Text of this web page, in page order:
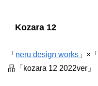
Kozara 12
「 neru design works 」×「
品「kozara 12 2022ver」